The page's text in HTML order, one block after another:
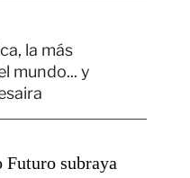
la más
mundo... y
subraya